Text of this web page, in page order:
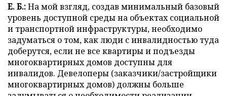
Е. Б.:На мой взгляд, создав минимальный базовый
уровень доступной среды на объектах социальной
и транспортной инфраструктуры, необходимо
задуматься о том, как люди с инвалидностью туда
доберутся, если не все квартиры и подъезды
многоквартирных домов доступны для
инвалидов. Девелоперы (заказчики/застройщики
многоквартирных домов) должны больше